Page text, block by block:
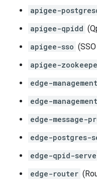
apigee-
apigee-qpidd
apigee-sso
apigee-
edge-
edge-
edge-message-
edge-postgres-
edge-qpid-
edge-router